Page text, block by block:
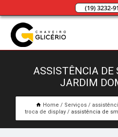
(19) 3232-
ASSISTÊNCIA DE
JARDIM
Home Serviços
troca de display
assistência de